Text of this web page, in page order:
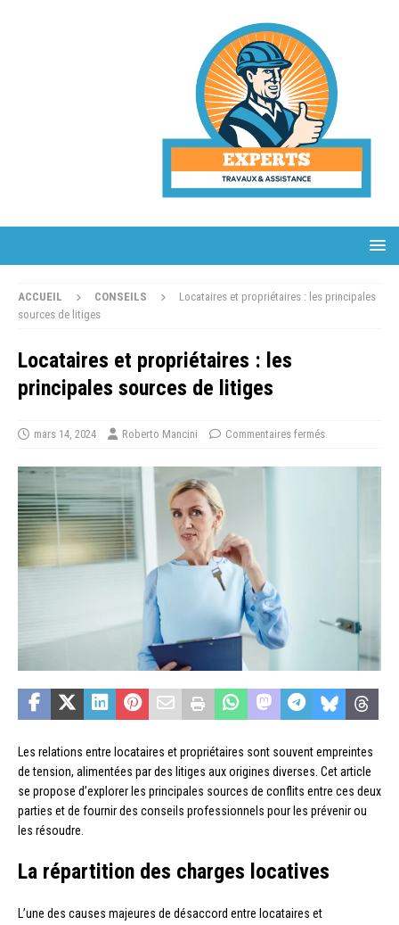
ACCUEIL CONSEILS
Locataires et propriétaires : les principales
sources de litiges
Locataires et propriétaires : les
principales sources de litiges
mars 14, 2024 Roberto Mancini Commentaires fermés
Les relations entre locataires et propriétaires sont souvent empreintes
de tension, alimentées par des litiges aux origines diverses. Cet article
se propose d’explorer les principales sources de conflits entre ces deux
parties et de fournir des conseils professionnels pour les prévenir ou
les résoudre.
La répartition des charges locatives
L’une des causes majeures de désaccord entre locataires et